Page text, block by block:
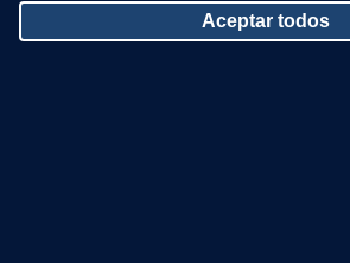
AVISO
Aceptar todos